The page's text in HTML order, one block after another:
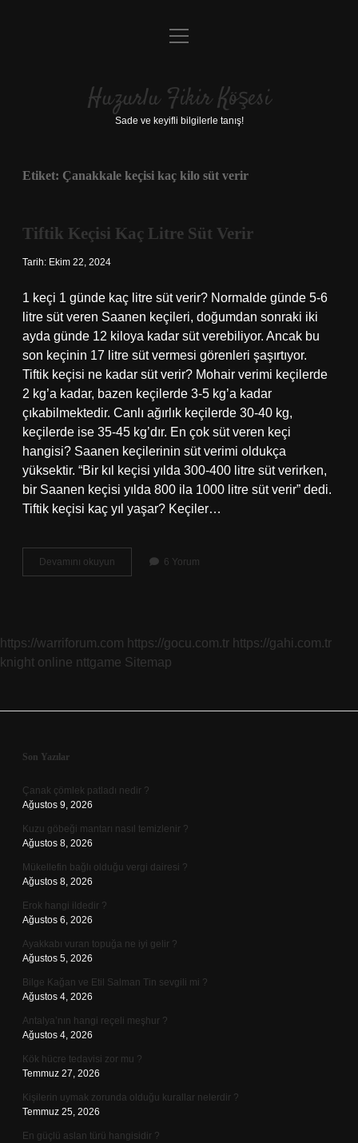
Anasayfa
Yasal Uyarı
menüyü
Huzurlu Fikir Köşesi
Sade ve keyifli bilgilerle tanış!
Etiket: Çanakkale keçisi kaç kilo süt verir
Tiftik Keçisi Kaç Litre Süt Verir
Tarih: Ekim 22, 2024
1 keçi 1 günde kaç litre süt verir? Normalde günde 5-6
litre süt veren Saanen keçileri, doğumdan sonraki iki
ayda günde 12 kiloya kadar süt verebiliyor. Ancak bu
son keçinin 17 litre süt vermesi görenleri şaşırtıyor.
Tiftik keçisi ne kadar süt verir? Mohair verimi keçilerde
2 kg’a kadar, bazen keçilerde 3-5 kg’a kadar
çıkabilmektedir. Canlı ağırlık keçilerde 30-40 kg,
keçilerde ise 35-45 kg’dır. En çok süt veren keçi
hangisi? Saanen keçilerinin süt verimi oldukça
yüksektir. “Bir kıl keçisi yılda 300-400 litre süt verirken,
bir Saanen keçisi yılda 800 ila 1000 litre süt verir” dedi.
Tiftik keçisi kaç yıl yaşar? Keçiler…
Devamını okuyun
Keçisi
6 Yorum
https://warriforum.com https://gocu.com.tr https://gahi.com.tr
knight online nttgame Sitemap
Sidebar
Son Yazılar
Çanak çömlek patladı nedir ?
Ağustos 9, 2026
Kuzu göbeği mantarı nasıl temizlenir ?
Ağustos 8, 2026
Mükellefin bağlı olduğu vergi dairesi ?
Ağustos 8, 2026
Erok hangi ildedir ?
Ağustos 6, 2026
Ayakkabı vuran topuğa ne iyi gelir ?
Ağustos 5, 2026
Bilge Kağan ve Etil Salman Tin sevgili mi ?
Ağustos 4, 2026
Antalya’nın hangi reçeli meşhur ?
Ağustos 4, 2026
Kök hücre tedavisi zor mu ?
Temmuz 27, 2026
Kişilerin uymak zorunda olduğu kurallar nelerdir ?
Temmuz 25, 2026
En güçlü aslan türü hangisidir ?